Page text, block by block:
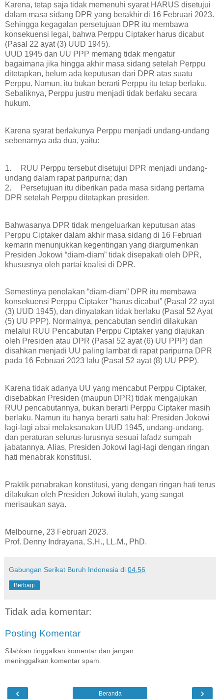
Karena, tetap saja tidak memenuhi syarat HARUS disetujui
dalam masa sidang DPR yang berakhir di 16 Februari 2023.
Sehingga kegagalan persetujuan DPR itu membawa
konsekuensi legal, bahwa Perppu Ciptaker harus dicabut
(Pasal 22 ayat (3) UUD 1945).
UUD 1945 dan UU PPP memang tidak mengatur
bagaimana jika hingga akhir masa sidang setelah Perppu
ditetapkan, belum ada keputusan dari DPR atas suatu
Perppu. Namun, itu bukan berarti Perppu itu tetap berlaku.
Sebaliknya, Perppu justru menjadi tidak berlaku secara
hukum.
Karena syarat berlakunya Perppu menjadi undang-undang
sebenarnya ada dua, yaitu:
1.
RUU Perppu tersebut disetujui DPR menjadi undang-
undang dalam rapat paripurna; dan
2.
Persetujuan itu diberikan pada masa sidang pertama
DPR setelah Perppu ditetapkan presiden.
Bahwasanya DPR tidak mengeluarkan keputusan atas
Perppu Ciptaker dalam akhir masa sidang di 16 Februari
kemarin menunjukkan kegentingan yang diargumenkan
Presiden Jokowi “diam-diam” tidak disepakati oleh DPR,
khususnya oleh partai koalisi di DPR.
Semestinya penolakan “diam-diam” DPR itu membawa
konsekuensi Perppu Ciptaker “harus dicabut” (Pasal 22 ayat
(3) UUD 1945), dan dinyatakan tidak berlaku (Pasal 52 Ayat
(5) UU PPP). Normalnya, pencabutan sendiri dilakukan
melalui RUU Pencabutan Perppu Ciptaker yang diajukan
oleh Presiden atau DPR (Pasal 52 ayat (6) UU PPP) dan
disahkan menjadi UU paling lambat di rapat paripurna DPR
pada 16 Februari 2023 lalu (Pasal 52 ayat (8) UU PPP).
Karena tidak adanya UU yang mencabut Perppu Ciptaker,
disebabkan Presiden (maupun DPR) tidak mengajukan
RUU pencabutannya, bukan berarti Perppu Ciptaker masih
berlaku. Namun itu hanya berarti satu hal: Presiden Jokowi
lagi-lagi abai melaksanakan UUD 1945, undang-undang,
dan peraturan selurus-lurusnya sesuai lafadz sumpah
jabatannya. Alias, Presiden Jokowi lagi-lagi dengan ringan
hati menabrak konstitusi.
Praktik penabrakan konstitusi, yang dengan ringan hati terus
dilakukan oleh Presiden Jokowi itulah, yang sangat
merisaukan saya.
Melbourne, 23 Februari 2023.
Prof. Denny Indrayana, S.H., LL.M., PhD.
Gabungan Serikat Buruh Indonesia di 04.56
Berbagi
Tidak ada komentar:
Posting Komentar
Silahkan tinggalkan komentar dan jangan
meninggalkan komentar spam.
‹ ›
Beranda